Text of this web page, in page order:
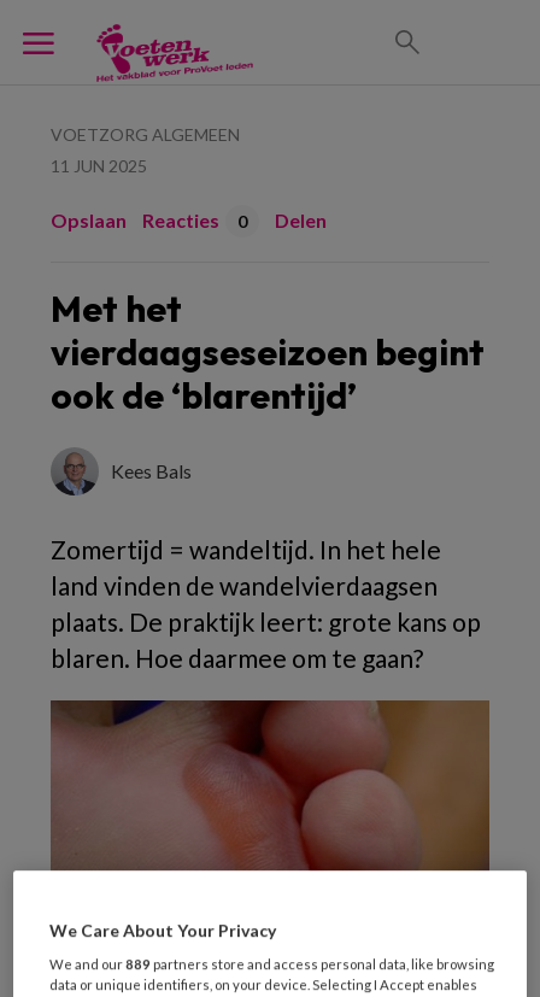
VOETZORG ALGEMEEN
11 JUN 2025
Opslaan Reacties 0 Delen
Met het
vierdaagseseizoen begint
ook de ‘blarentijd’
Kees Bals
Zomertijd = wandeltijd. In het hele
land vinden de wandelvierdaagsen
plaats. De praktijk leert: grote kans op
blaren. Hoe daarmee om te gaan?
We Care About Your Privacy
We and our889 partners store and access personal data, like browsing
data or unique identifiers, on your device. Selecting I Accept enables